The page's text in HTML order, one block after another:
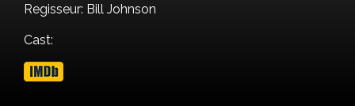
Regisseur: Bill Johnson
Cast: